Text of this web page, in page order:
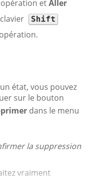
etAller
Shift
état, vous pouvez
sur le bouton
dans le menu
la suppression
vraiment